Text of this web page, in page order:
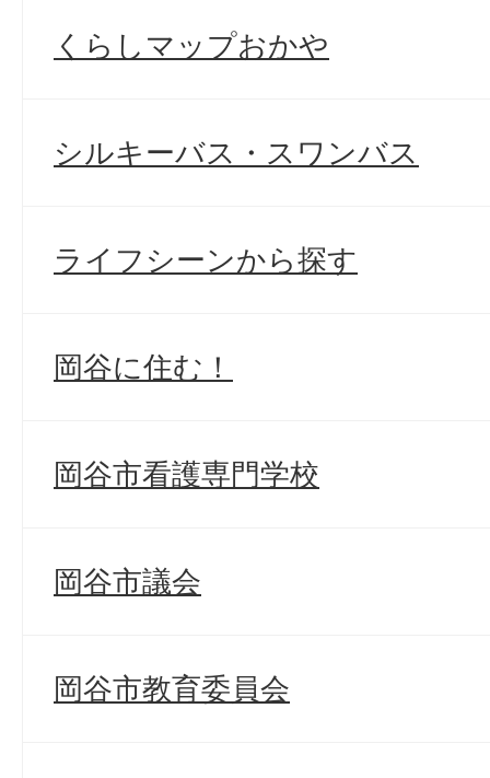
くらしマップおかや
シルキーバス・スワンバス
ライフシーンから探す
岡谷に住む！
岡谷市看護専門学校
岡谷市議会
岡谷市教育委員会